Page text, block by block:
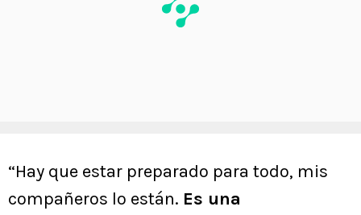
“Hay que estar preparado para todo, mis
compañeros lo están. Es una